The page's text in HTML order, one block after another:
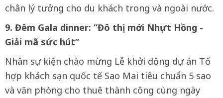
chân lý tưởng cho du khách trong và ngoài nước.
9. Đêm Gala dinner: “Đô thị mới Nhựt Hồng -
Giải mã sức hút”
Nhân sự kiện chào mừng Lễ khởi động dự án Tổ
hợp khách sạn quốc tế Sao Mai tiêu chuẩn 5 sao
và văn phòng cho thuê thành công cùng ngày